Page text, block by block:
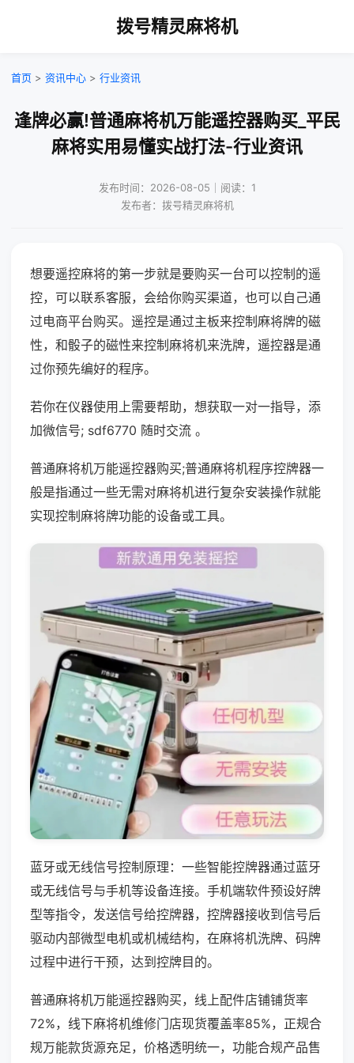
拨号精灵麻将机
首页 > 资讯中心 > 行业资讯
逢牌必赢!普通麻将机万能遥控器购买_平民
麻将实用易懂实战打法-行业资讯
发布时间：2026-08-05｜阅读：1
发布者：拨号精灵麻将机
想要遥控麻将的第一步就是要购买一台可以控制的遥
控，可以联系客服，会给你购买渠道，也可以自己通
过电商平台购买。遥控是通过主板来控制麻将牌的磁
性，和骰子的磁性来控制麻将机来洗牌，遥控器是通
过你预先编好的程序。
若你在仪器使用上需要帮助，想获取一对一指导，添
加微信号; sdf6770 随时交流 。
普通麻将机万能遥控器购买;普通麻将机程序控牌器一
般是指通过一些无需对麻将机进行复杂安装操作就能
实现控制麻将牌功能的设备或工具。
蓝牙或无线信号控制原理：一些智能控牌器通过蓝牙
或无线信号与手机等设备连接。手机端软件预设好牌
型等指令，发送信号给控牌器，控牌器接收到信号后
驱动内部微型电机或机械结构，在麻将机洗牌、码牌
过程中进行干预，达到控牌目的。
普通麻将机万能遥控器购买，线上配件店铺铺货率
72%，线下麻将机维修门店现货覆盖率85%，正规合
规万能款货源充足，价格透明统一，功能合规产品售